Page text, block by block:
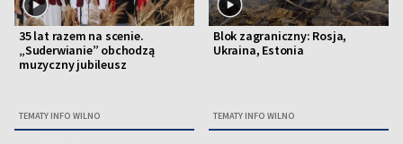
35 lat razem na scenie.
„Suderwianie” obchodzą
muzyczny jubileusz
TEMATY INFO WILNO
Blok zagraniczny: Rosja,
Ukraina, Estonia
TEMATY INFO WILNO